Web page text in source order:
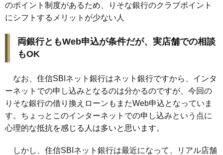
のポイント制度があるため、りそな銀行のクラブポイント
にシフトするメリットが少ない人
両銀行ともWeb申込が条件だが、実店舗での相談
もOK
なお、住信SBIネット銀行はネット銀行ですから、インタ
ーネットでの申し込みとなるのは分かるのですが、今回の
りそな銀行の借り換えローンもまたWeb申込となっていま
す。ちょっとこのインターネットでの申し込みという点に
心理的な抵抗を感じる人は多いと思います。
しかし、住信SBIネット銀行は最近になって、リアル店舗